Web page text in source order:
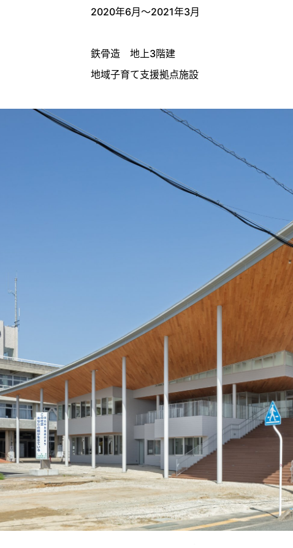
2020年6月～2021年3月
鉄骨造 地上3階建
地域子育て支援拠点施設